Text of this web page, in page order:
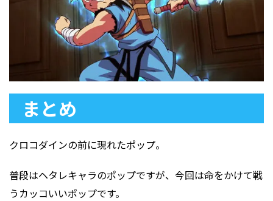
まとめ
クロコダインの前に現れたポップ。
普段はヘタレキャラのポップですが、今回は命をかけて戦
うカッコいいポップです。